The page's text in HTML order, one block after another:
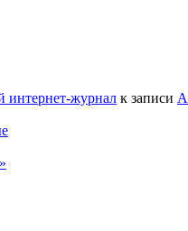
интернет-журнал к записи